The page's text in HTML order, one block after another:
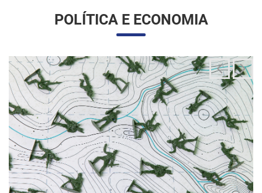
A integração das forças armadas na repressão
imigratória
24/06/2025 11:33 |Editores